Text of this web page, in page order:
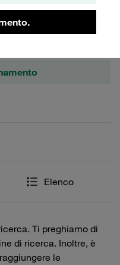
Elenco
Ti preghiamo di
di ricerca. Inoltre, è
le